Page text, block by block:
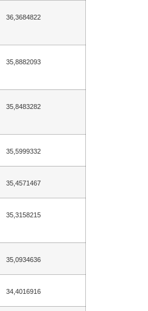
36,3684822
35,8882093
35,8483282
35,5999332
35,4571467
35,3158215
35,0934636
34,4016916